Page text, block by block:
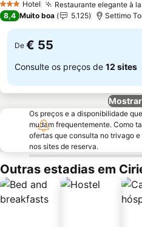
3 EstrelasHotel Restaurante elegante à
8,4 Muito boa 5.125 Settimo
De € 55
Consulte os preços de 12 sites
Os preços e a disponibilidade
mudam frequentemente. Como
ofertas que consulta no trivago
nos sites de reserva.
Outras estadias em